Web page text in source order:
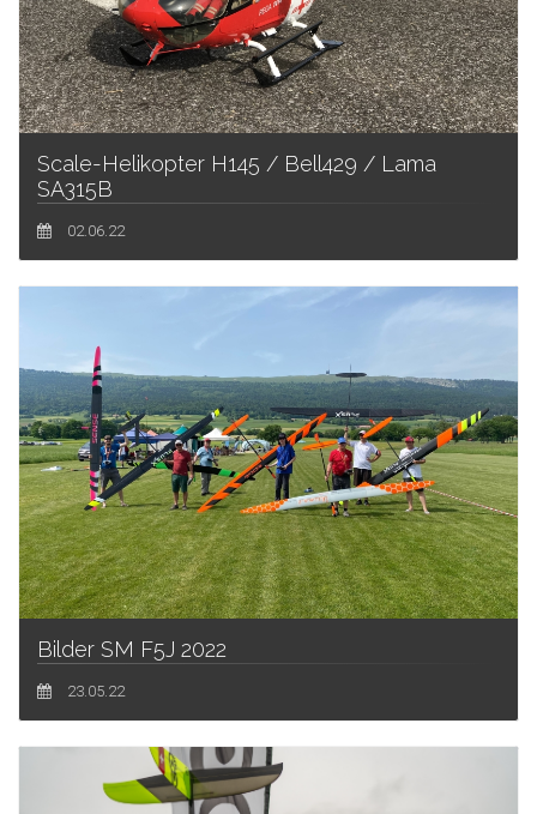
Scale-Helikopter H145 / Bell429 / Lama
SA315B
02.06.22
Bilder SM F5J 2022
23.05.22